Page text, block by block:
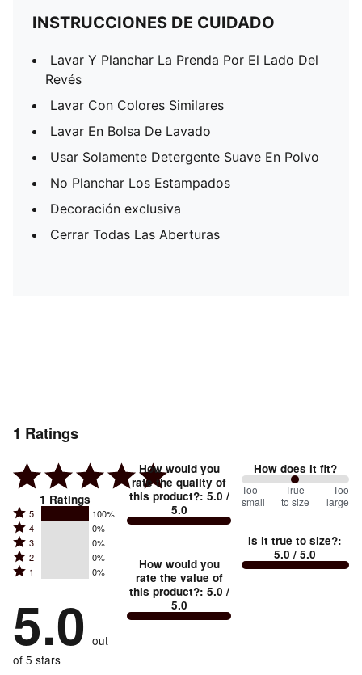
INSTRUCCIONES DE CUIDADO
Lavar Y Planchar La Prenda Por El Lado Del
Revés
Lavar Con Colores Similares
Lavar En Bolsa De Lavado
Usar Solamente Detergente Suave En Polvo
No Planchar Los Estampados
Decoración exclusiva
Cerrar Todas Las Aberturas
1 Ratings
1 Ratings
Rated
5
stars
by
of
reviewers
5 100%
Rated
4
stars
by
of
reviewers
4 0%
Rated
3
stars
0%
of
reviewers
3 0%
Rated
2
by
0%
of
reviewers
2 0%
Rated
stars
by
0%
of
1 0%
5.0 out
of 5 stars
How would you
rate the quality of
this product?: 5.0 /
5.0
How would you
rate the value of
this product?: 5.0 /
5.0
How does it fit?
100
between
small
and
Too
small
True
to size
Too
large
Is it true to size?:
5.0 / 5.0